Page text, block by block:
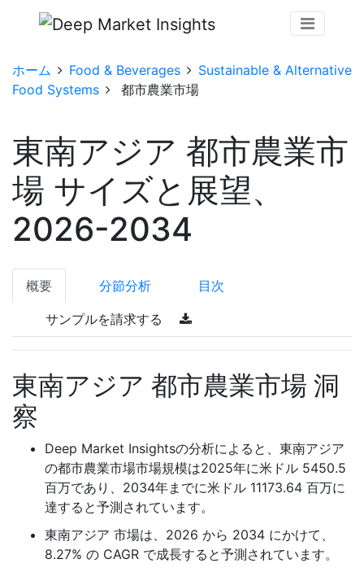
ホーム Food & Beverages
Sustainable & Alternative
Food Systems
都市農業市場
東南アジア 都市農業市
場 サイズと展望、
2026-2034
概要 分節分析 目次
サンプルを請求する
東南アジア 都市農業市場 洞
察
Deep Market Insightsの分析によると、東南アジア
の都市農業市場市場規模は2025年に米ドル 5450.5
百万であり、2034年までに米ドル 11173.64 百万に
達すると予測されています。
東南アジア 市場は、2026 から 2034 にかけて、
8.27% の CAGR で成長すると予測されています。